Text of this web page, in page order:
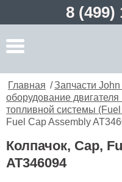
8 (499)
Главная /Запчасти
оборудование
топливной системы
Fuel Cap Assembly
Колпачок, Cap,
AT346094